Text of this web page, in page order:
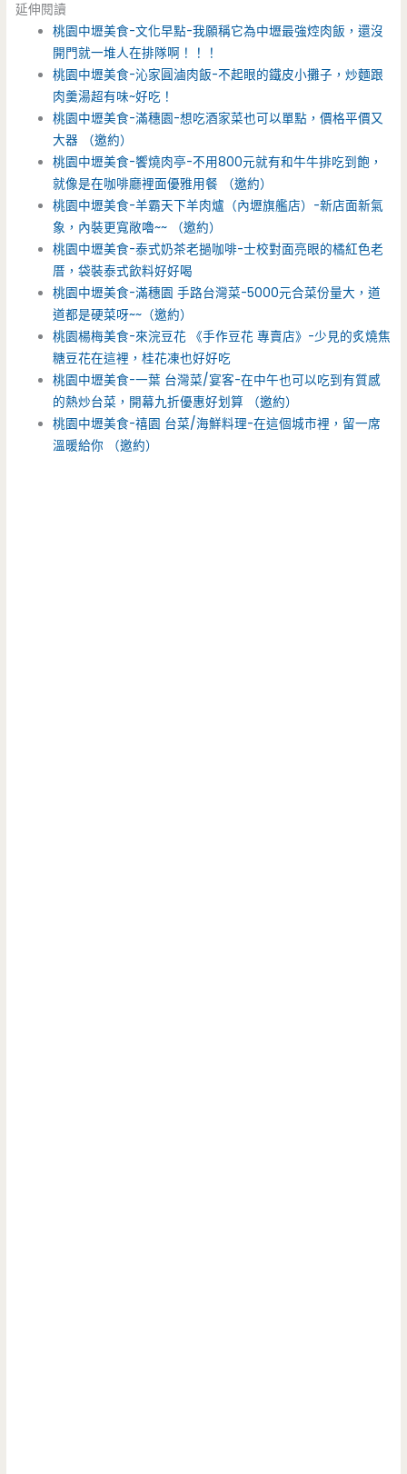
延伸閱讀
桃園中壢美食-文化早點-我願稱它為中壢最強焢肉飯，還沒
開門就一堆人在排隊啊！！！
桃園中壢美食-沁家圓滷肉飯-不起眼的鐵皮小攤子，炒麵跟
肉羹湯超有味~好吃！
桃園中壢美食-滿穗園-想吃酒家菜也可以單點，價格平價又
大器 （邀約）
桃園中壢美食-饗燒肉亭-不用800元就有和牛牛排吃到飽，
就像是在咖啡廳裡面優雅用餐 （邀約）
桃園中壢美食-羊霸天下羊肉爐（內壢旗艦店）-新店面新氣
象，內裝更寬敞嚕~~ （邀約）
桃園中壢美食-泰式奶茶老撾咖啡-士校對面亮眼的橘紅色老
厝，袋裝泰式飲料好好喝
桃園中壢美食-滿穗園 手路台灣菜-5000元合菜份量大，道
道都是硬菜呀~~（邀約）
桃園楊梅美食-來浣豆花 《手作豆花 專賣店》-少見的炙燒焦
糖豆花在這裡，桂花凍也好好吃
桃園中壢美食-一葉 台灣菜/宴客-在中午也可以吃到有質感
的熱炒台菜，開幕九折優惠好划算 （邀約）
桃園中壢美食-禧園 台菜/海鮮料理-在這個城市裡，留一席
溫暖給你 （邀約）